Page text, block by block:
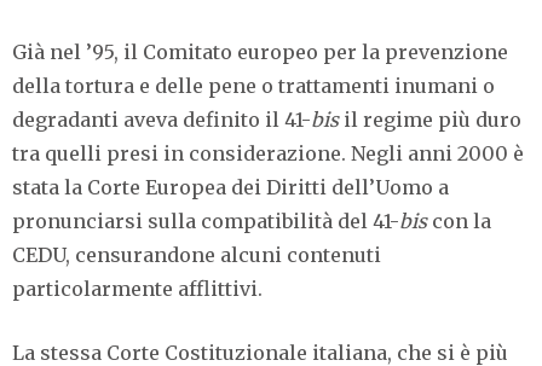
Già nel ’95, il Comitato europeo per la prevenzione
della tortura e delle pene o trattamenti inumani o
degradanti aveva definito il 41-bisil regime più duro
tra quelli presi in considerazione. Negli anni 2000 è
stata la Corte Europea dei Diritti dell’Uomo a
pronunciarsi sulla compatibilità del 41-biscon la
CEDU, censurandone alcuni contenuti
particolarmente afflittivi.
La stessa Corte Costituzionale italiana, che si è più